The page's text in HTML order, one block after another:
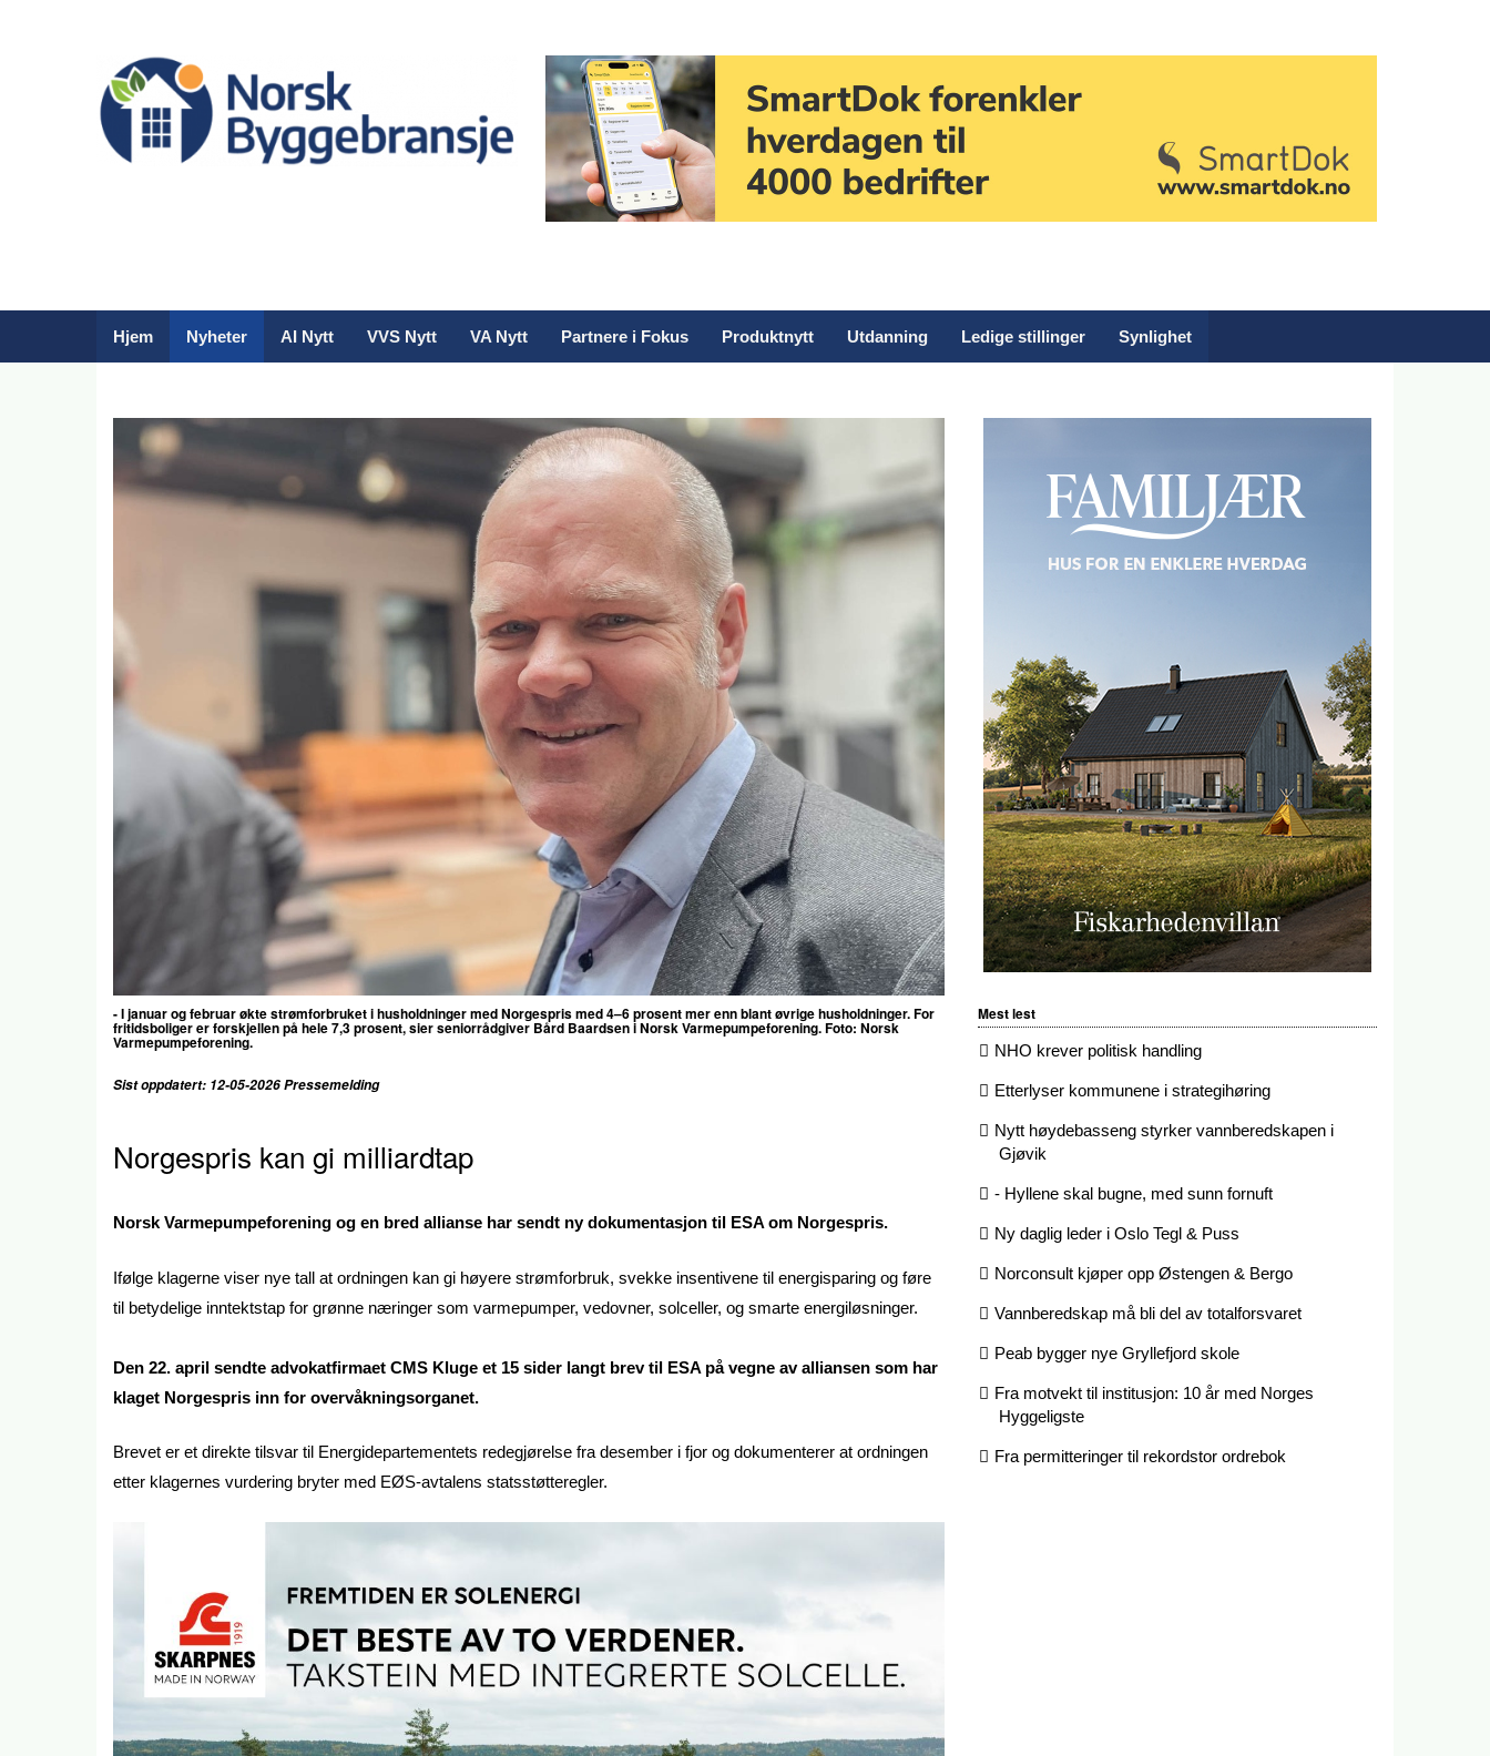
Hjem Nyheter AI Nytt VVS Nytt VA Nytt Partnere i Fokus Produktnytt Utdanning Ledige stillinger Synlighet
- I januar og februar økte strømforbruket i husholdninger med Norgespris med 4–6 prosent mer enn blant øvrige husholdninger. For
fritidsboliger er forskjellen på hele 7,3 prosent, sier seniorrådgiver Bård Baardsen i Norsk Varmepumpeforening. Foto: Norsk
Varmepumpeforening.
Sist oppdatert: 12-05-2026 Pressemelding
Norgespris kan gi milliardtap
Norsk Varmepumpeforening og en bred allianse har sendt ny dokumentasjon til ESA om Norgespris.
Ifølge klagerne viser nye tall at ordningen kan gi høyere strømforbruk, svekke insentivene til energisparing og føre
til betydelige inntektstap for grønne næringer som varmepumper, vedovner, solceller, og smarte energiløsninger.
Den 22. april sendte advokatfirmaet CMS Kluge et 15 sider langt brev til ESA på vegne av alliansen som har
klaget Norgespris inn for overvåkningsorganet.
Brevet er et direkte tilsvar til Energidepartementets redegjørelse fra desember i fjor og dokumenterer at ordningen
etter klagernes vurdering bryter med EØS-avtalens statsstøtteregler.
Mest lest
NHO krever politisk handling
Etterlyser kommunene i strategihøring
Nytt høydebasseng styrker vannberedskapen i
Gjøvik
- Hyllene skal bugne, med sunn fornuft
Ny daglig leder i Oslo Tegl & Puss
Norconsult kjøper opp Østengen & Bergo
Vannberedskap må bli del av totalforsvaret
Peab bygger nye Gryllefjord skole
Fra motvekt til institusjon: 10 år med Norges
Hyggeligste
Fra permitteringer til rekordstor ordrebok